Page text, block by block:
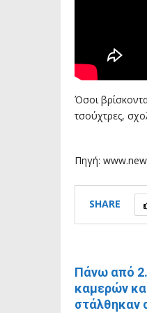
Όσοι
τσούχτρες,
Πηγή:
SHARE
Πάνω από
καμερών
στάλθηκαν